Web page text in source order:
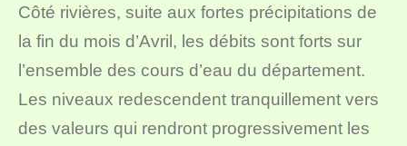
Côté rivières, suite aux fortes précipitations de
la fin du mois d’Avril, les débits sont forts sur
l’ensemble des cours d’eau du département.
Les niveaux redescendent tranquillement vers
des valeurs qui rendront progressivement les